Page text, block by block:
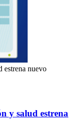
estrena nuevo
y salud estrena